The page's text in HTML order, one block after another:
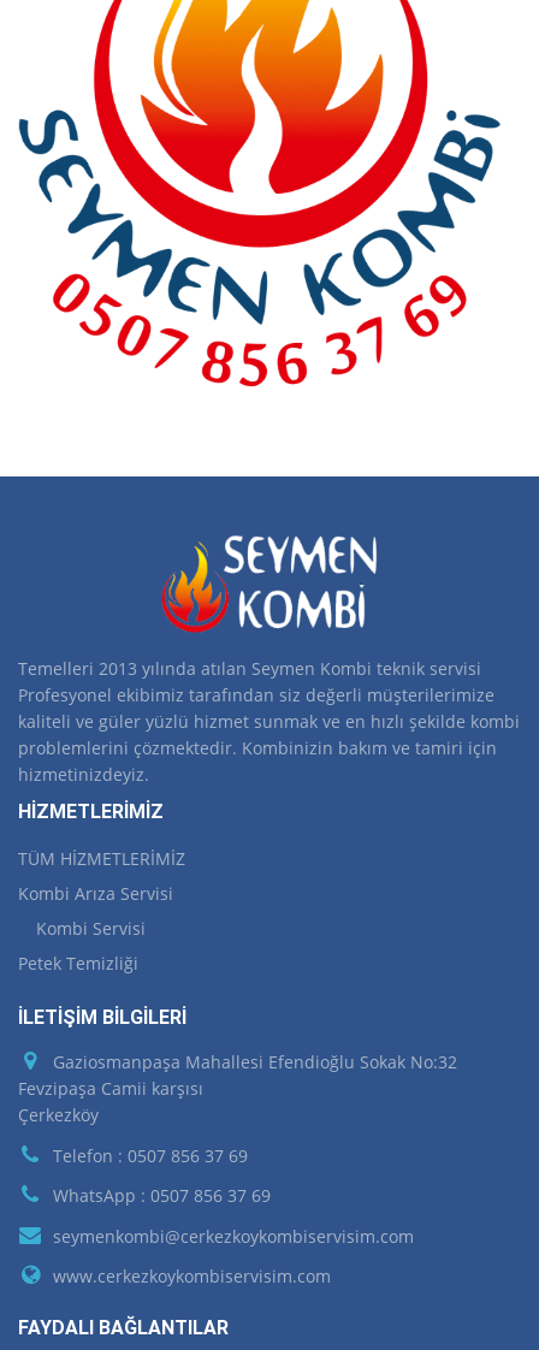
Temelleri 2013 yılında atılan Seymen Kombi teknik servisi
Profesyonel ekibimiz tarafından siz değerli müşterilerimize
kaliteli ve güler yüzlü hizmet sunmak ve en hızlı şekilde kombi
problemlerini çözmektedir. Kombinizin bakım ve tamiri için
hizmetinizdeyiz.
HİZMETLERİMİZ
TÜM HİZMETLERİMİZ
Kombi Arıza Servisi
Kombi Servisi
Petek Temizliği
İLETİŞİM BİLGİLERİ
Gaziosmanpaşa Mahallesi Efendioğlu Sokak No:32
Fevzipaşa Camii karşısı
Çerkezköy
Telefon : 0507 856 37 69
WhatsApp : 0507 856 37 69
seymenkombi@cerkezkoykombiservisim.com
www.cerkezkoykombiservisim.com
FAYDALI BAĞLANTILAR